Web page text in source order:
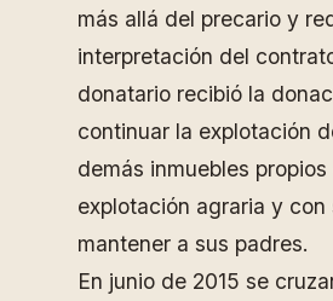
más allá del precario y
interpretación del
donatario recibió la
continuar la explotación
demás inmuebles propios
explotación agraria y
mantener a sus padres.
En junio de 2015 se